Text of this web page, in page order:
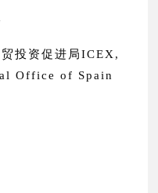
投资促进局ICEX,
Office of Spain